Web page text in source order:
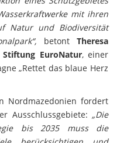
eines Schutzgebietes
mit ihren
Natur und Biodiversität
Theresa
EuroNatur
„Rettet das blaue Herz
Nordmazedonien fordert
Ausschlussgebiete:
„Die
bis 2035 muss die